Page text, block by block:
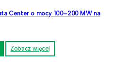
Center o mocy 100–200 MW na
Zobacz więcej